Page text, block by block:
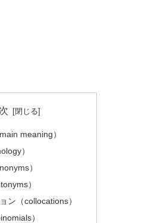
meaning）
）
）
）
ン（collocations）
）